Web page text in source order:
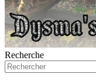
Recherche